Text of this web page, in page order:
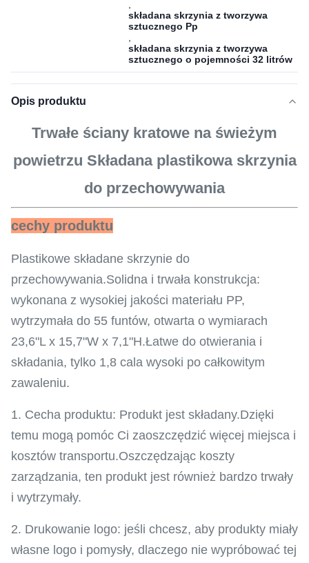
składana skrzynia z tworzywa
sztucznego Pp
składana skrzynia z tworzywa
sztucznego o pojemności 32 litrów
Opis produktu
Trwałe ściany kratowe na świeżym
powietrzu Składana plastikowa skrzynia
do przechowywania
cechy produktu
Plastikowe składane skrzynie do
przechowywania.Solidna i trwała konstrukcja:
wykonana z wysokiej jakości materiału PP,
wytrzymała do 55 funtów, otwarta o wymiarach
23,6"L x 15,7"W x 7,1"H.Łatwe do otwierania i
składania, tylko 1,8 cala wysoki po całkowitym
zawaleniu.
1. Cecha produktu: Produkt jest składany.Dzięki
temu mogą pomóc Ci zaoszczędzić więcej miejsca i
kosztów transportu.Oszczędzając koszty
zarządzania, ten produkt jest również bardzo trwały
i wytrzymały.
2. Drukowanie logo: jeśli chcesz, aby produkty miały
własne logo i pomysły, dlaczego nie wypróbować tej